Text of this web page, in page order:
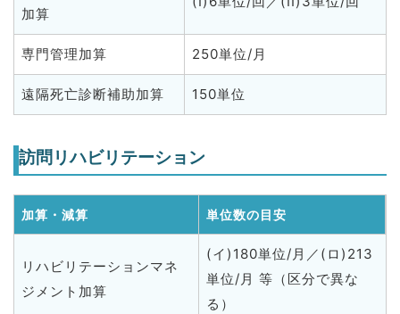
加算
専門管理加算 250単位/月
遠隔死亡診断補助加算 150単位
訪問リハビリテーション
加算・減算 単位数の目安
リハビリテーションマネ
ジメント加算
(イ)180単位/月／(ロ)213
単位/月 等（区分で異な
る）